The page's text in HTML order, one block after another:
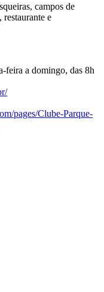
campos de
restaurante e
feira a domingo, das 8h
pages/Clube-Parque-